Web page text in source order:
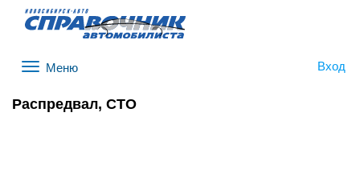
Вход
Распредвал, СТО